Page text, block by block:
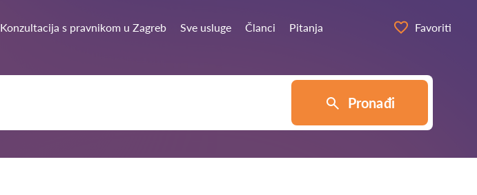
Konzultacija s pravnikom u Zagreb Sve usluge Članci Pitanja Favoriti
Pronađi